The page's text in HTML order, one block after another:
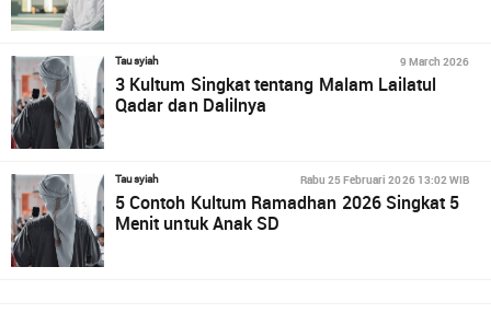
Tausyiah 9 March 2026
3 Kultum Singkat tentang Malam Lailatul
Qadar dan Dalilnya
Tausyiah Rabu 25 Februari 2026 13:02 WIB
5 Contoh Kultum Ramadhan 2026 Singkat 5
Menit untuk Anak SD